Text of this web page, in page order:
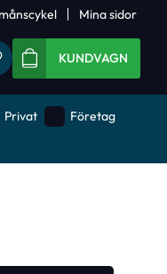
Mina sidor
FavoriterKUNDVAGN
Privat Företag